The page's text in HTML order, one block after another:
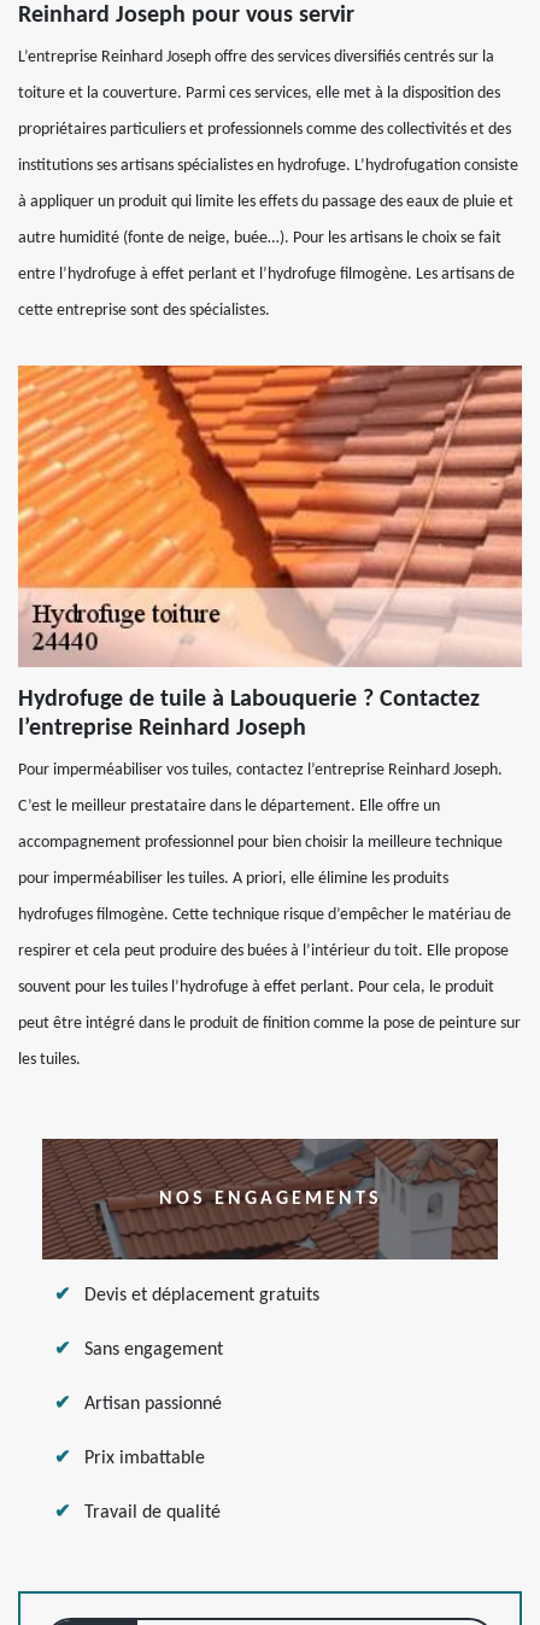
Reinhard Joseph pour vous servir
L’entreprise Reinhard Joseph offre des services diversifiés centrés sur la
toiture et la couverture. Parmi ces services, elle met à la disposition des
propriétaires particuliers et professionnels comme des collectivités et des
institutions ses artisans spécialistes en hydrofuge. L’hydrofugation consiste
à appliquer un produit qui limite les effets du passage des eaux de pluie et
autre humidité (fonte de neige, buée…). Pour les artisans le choix se fait
entre l’hydrofuge à effet perlant et l’hydrofuge filmogène. Les artisans de
cette entreprise sont des spécialistes.
Hydrofuge de tuile à Labouquerie ? Contactez
l’entreprise Reinhard Joseph
Pour imperméabiliser vos tuiles, contactez l’entreprise Reinhard Joseph.
C’est le meilleur prestataire dans le département. Elle offre un
accompagnement professionnel pour bien choisir la meilleure technique
pour imperméabiliser les tuiles. A priori, elle élimine les produits
hydrofuges filmogène. Cette technique risque d’empêcher le matériau de
respirer et cela peut produire des buées à l’intérieur du toit. Elle propose
souvent pour les tuiles l’hydrofuge à effet perlant. Pour cela, le produit
peut être intégré dans le produit de finition comme la pose de peinture sur
les tuiles.
NOS ENGAGEMENTS
Devis et déplacement gratuits
Sans engagement
Artisan passionné
Prix imbattable
Travail de qualité